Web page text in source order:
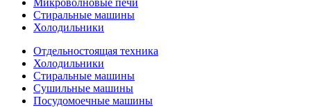
Микроволновые печи
Стиральные машины
Холодильники
Отдельностоящая техника
Холодильники
Стиральные машины
Сушильные машины
Посудомоечные машины